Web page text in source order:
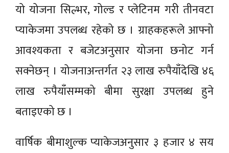
यो योजना सिल्भर, गोल्ड र प्लेटिनम गरी तीनवटा
प्याकेजमा उपलब्ध रहेको छ । ग्राहकहरूले आफ्नो
आवश्यकता र बजेटअनुसार योजना छनोट गर्न
सक्नेछन् । योजनाअन्तर्गत २३ लाख रुपैयाँदेखि ४६
लाख रुपैयाँसम्मको बीमा सुरक्षा उपलब्ध हुने
बताइएको छ ।
वार्षिक बीमाशुल्क प्याकेजअनुसार ३ हजार ४ सय